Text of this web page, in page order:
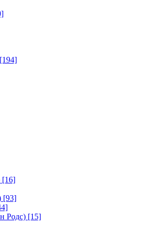
[194]
[16]
[93]
Родс) [15]